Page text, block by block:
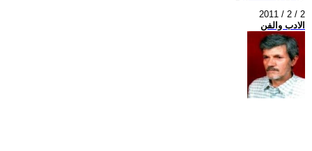
2011 / 2 / 2
الادب والفن